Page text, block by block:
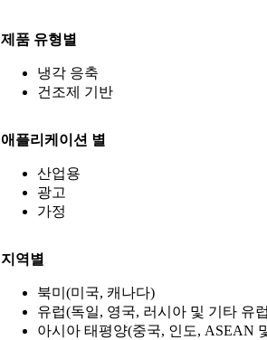
제품 유형별
냉각 응축
건조제 기반
애플리케이션 별
산업용
광고
가정
지역별
북미(미국, 캐나다)
유럽(독일, 영국, 러시아 및 기타 유
아시아 태평양(중국, 인도, ASEAN